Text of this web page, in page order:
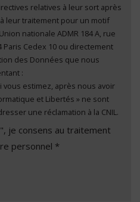
relatives à leur sort après
leur traitement pour un motif
nationale ADMR 184 A, rue
Paris Cedex 10 ou directement
des Données que nous
:
vous estimez, après nous avoir
et Libertés » ne sont
une réclamation à la CNIL.
je consens au traitement
personnel *